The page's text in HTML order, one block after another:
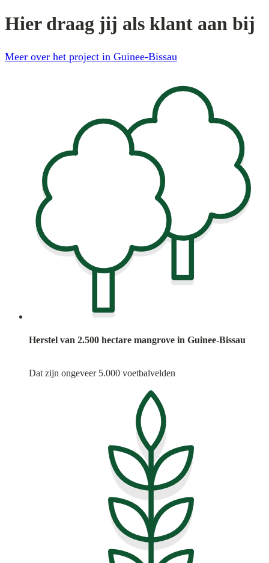
Hier draag jij als klant aan bij
Meer over het project in Guinee-Bissau
Herstel van 2.500 hectare mangrove in Guinee-Bissau
Dat zijn ongeveer 5.000 voetbalvelden